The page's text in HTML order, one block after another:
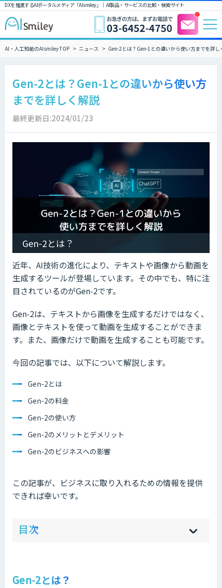
DXを推進するAIポータルメディア「AIsmiley」｜ AI製品・サービスの比較・検索サイト
AI・人工知能のAIsmiley TOP ニュース Gen-2とは？Gen-1との違いから使い方までを詳し
Gen-2とは？Gen-1との違いから使い方
までを詳しく解説
最終更新日:2024/01/23
Gen-2とは？
近年、AI技術の進化により、テキストや画像から動画を
生成するツールが登場しています。その中でも、特に注
目されているのがGen-2です。
Gen-2は、テキストから画像を生成するだけではなく、
画像とテキストを使って動画を生成することができま
す。また、画像だけで動画を生成することも可能です。
今回の記事では、以下について解説します。
Gen-2とは
Gen-2の料金
Gen-2の使い方
Gen-2のメリットとデメリット
Gen-2のビジネスへの影響
この記事が、ビジネスに取り入れるための情報を提供
できれば幸いです。
目次 hi
]
sh
]
Gen-2とは？